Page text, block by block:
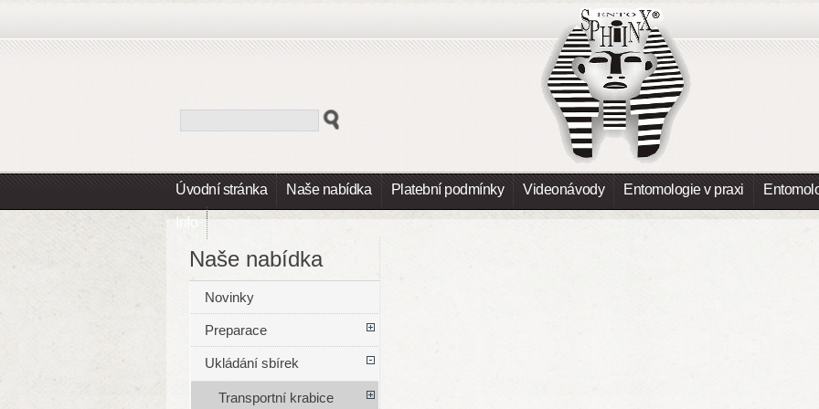
Úvodní stránka Naše nabídka Platební podmínky Videonávody Entomologie v praxi
Info
Naše nabídka
Novinky
Preparace
Ukládání sbírek
Transportní krabice